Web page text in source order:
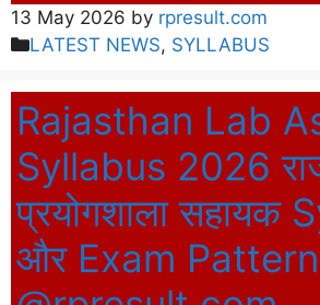
13 May 2026 by rpresult.com
Categories
LATEST NEWS, SYLLABUS
Rajasthan Lab
Syllabus 2026
प्रयोगशाला सहायक
और Exam Pattern